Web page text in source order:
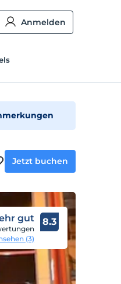
Anmelden
Jetzt buchen
gut
(3)
8.3